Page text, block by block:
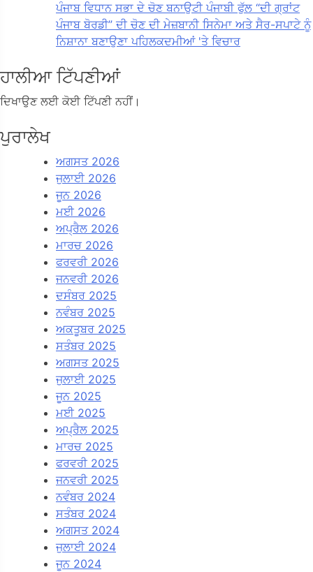
ਪੰਜਾਬ ਵਿਧਾਨ ਸਭਾ ਦੇ ਚੋਣ ਬਨਾਉਟੀ ਪੰਜਾਬੀ ਫੁੱਲ “ਦੀ ਗ੍ਰਾਂਟ
ਪੰਜਾਬ ਬੋਰਡੀ” ਦੀ ਚੋਣ ਦੀ ਮੇਜ਼ਬਾਨੀ ਸਿਨੇਮਾ ਅਤੇ ਸੈਰ-ਸਪਾਟੇ ਨੂੰ
ਨਿਸ਼ਾਨਾ ਬਣਾਉਣਾ ਪਹਿਲਕਦਮੀਆਂ 'ਤੇ ਵਿਚਾਰ
ਹਾਲੀਆ ਟਿੱਪਣੀਆਂ
ਦਿਖਾਉਣ ਲਈ ਕੋਈ ਟਿੱਪਣੀ ਨਹੀਂ।
ਪੁਰਾਲੇਖ
ਅਗਸਤ 2026
ਜੁਲਾਈ 2026
ਜੂਨ 2026
ਮਈ 2026
ਅਪ੍ਰੈਲ 2026
ਮਾਰਚ 2026
ਫਰਵਰੀ 2026
ਜਨਵਰੀ 2026
ਦਸੰਬਰ 2025
ਨਵੰਬਰ 2025
ਅਕਤੂਬਰ 2025
ਸਤੰਬਰ 2025
ਅਗਸਤ 2025
ਜੁਲਾਈ 2025
ਜੂਨ 2025
ਮਈ 2025
ਅਪ੍ਰੈਲ 2025
ਮਾਰਚ 2025
ਫਰਵਰੀ 2025
ਜਨਵਰੀ 2025
ਨਵੰਬਰ 2024
ਸਤੰਬਰ 2024
ਅਗਸਤ 2024
ਜੁਲਾਈ 2024
ਜੂਨ 2024